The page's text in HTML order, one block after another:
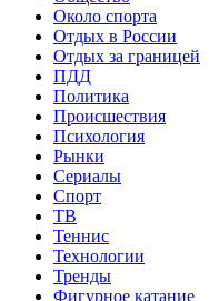
Около спорта
Отдых в России
Отдых за границей
ПДД
Политика
Происшествия
Психология
Рынки
Сериалы
Спорт
ТВ
Теннис
Технологии
Тренды
Фигурное катание